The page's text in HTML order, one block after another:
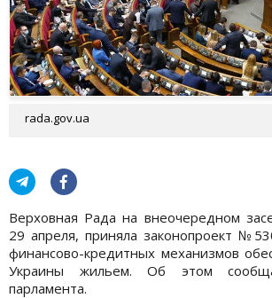
rada.gov.ua
Верховная Рада на внеочередном
29 апреля, приняла законопроект
финансово-кредитных механизмов
Украины жильем. Об этом
парламента.